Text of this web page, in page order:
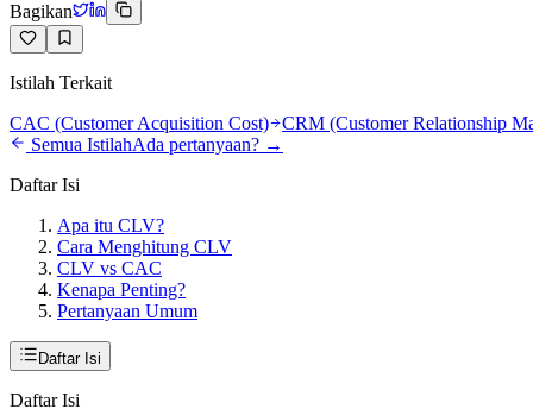
Bagikan
Istilah Terkait
CAC (Customer Acquisition Cost)
CRM (Customer Relationship
Semua IstilahAda pertanyaan? →
Daftar Isi
Apa itu CLV?
Cara Menghitung CLV
CLV vs CAC
Kenapa Penting?
Pertanyaan Umum
Daftar Isi
Daftar Isi